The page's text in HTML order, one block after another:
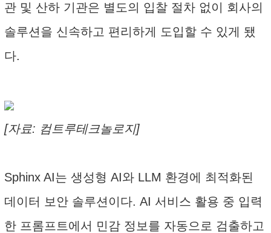
관 및 산하 기관은 별도의 입찰 절차 없이 회사의
솔루션을 신속하고 편리하게 도입할 수 있게 됐
다.
[자료: 컴트루테크놀로지]
Sphinx AI는 생성형 AI와 LLM 환경에 최적화된
데이터 보안 솔루션이다. AI 서비스 활용 중 입력
한 프롬프트에서 민감 정보를 자동으로 검출하고